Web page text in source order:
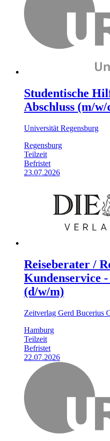
Studentische
Abschluss (m/w/
Universität Regensburg
Regensburg
Teilzeit
Befristet
23.07.2026
Reiseberater /
Kundenservice
(d/w/m)
Zeitverlag Gerd Bucerius
Hamburg
Teilzeit
Befristet
22.07.2026